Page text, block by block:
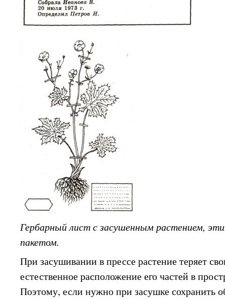
Гербарный лист с засушенным растением,
пакетом.
При засушивании в прессе растение теряет
естественное расположение его частей в
Поэтому, если нужно при засушке сохранить